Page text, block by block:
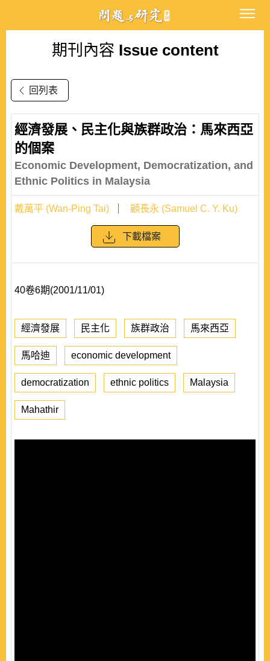
期刊內容 Issue content
回列表
經濟發展、民主化與族群政治：馬來西亞
的個案
Economic Development, Democratization, and
Ethnic Politics in Malaysia
戴萬平 (Wan-Ping Tai) 顧長永 (Samuel C. Y. Ku)
下載檔案
40卷6期(2001/11/01)
經濟發展 民主化 族群政治 馬來西亞
馬哈迪 economic development
democratization ethnic politics Malaysia
Mahathir